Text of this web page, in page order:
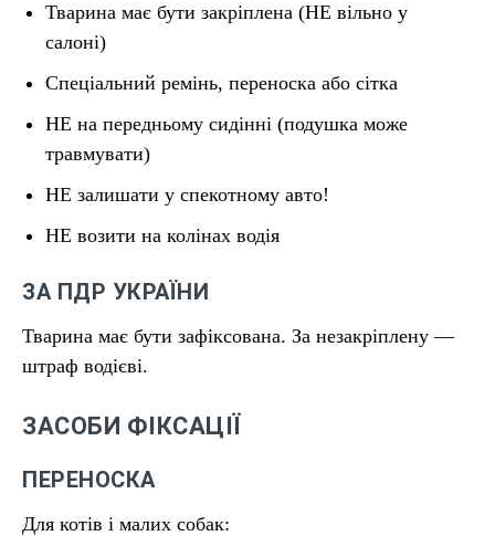
Тварина має бути закріплена (НЕ вільно у
салоні)
Спеціальний ремінь, переноска або сітка
НЕ на передньому сидінні (подушка може
травмувати)
НЕ залишати у спекотному авто!
НЕ возити на колінах водія
ЗА ПДР УКРАЇНИ
Тварина має бути зафіксована. За незакріплену —
штраф водієві.
ЗАСОБИ ФІКСАЦІЇ
ПЕРЕНОСКА
Для котів і малих собак: